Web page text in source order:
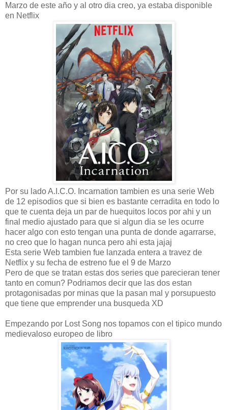
Marzo de este año y al otro dia creo, ya estaba disponible
en Netflix
Por su lado A.I.C.O. Incarnation tambien es una serie Web
de 12 episodios que si bien es bastante cerradita en todo lo
que te cuenta deja un par de huequitos locos por ahi y un
final medio ajustado para que si algun dia se les ocurre
hacer algo con esto tengan una punta de donde agarrarse,
no creo que lo hagan nunca pero ahi esta jajaj
Esta serie Web tambien fue lanzada entera a travez de
Netflix y su fecha de estreno fue el 9 de Marzo
Pero de que se tratan estas dos series que parecieran tener
tanto en comun? Podriamos decir que las dos estan
protagonisadas por minas que la pasan mal y porsupuesto
que tiene que emprender una busqueda XD
Empezando por Lost Song nos topamos con el tipico mundo
medievaloso europeo de libro